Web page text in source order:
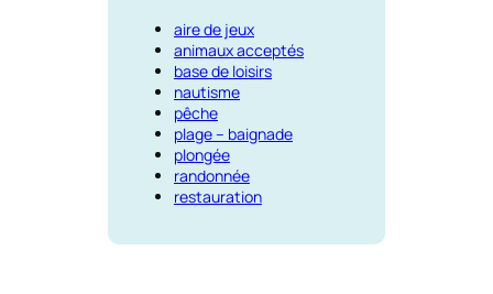
aire de jeux
animaux acceptés
base de loisirs
nautisme
pêche
plage – baignade
plongée
randonnée
restauration